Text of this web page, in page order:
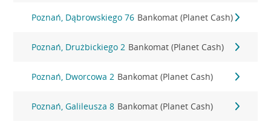
Poznań, Dąbrowskiego 76 Bankomat (Planet Cash)
Poznań, Drużbickiego 2 Bankomat (Planet Cash)
Poznań, Dworcowa 2 Bankomat (Planet Cash)
Poznań, Galileusza 8 Bankomat (Planet Cash)